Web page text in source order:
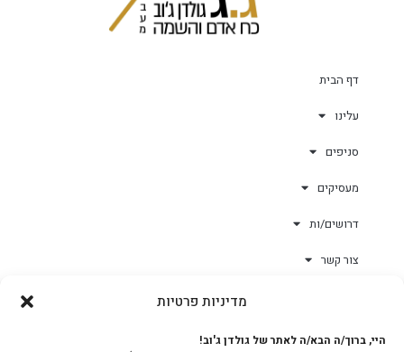
מדיניות פרטיות
היי, ברוך/ה הבא/ה לאתר של גולדן ג'וב!
דף הבית
עלינו
סניפים
מעסיקים
דרושים/ות
צור קשר